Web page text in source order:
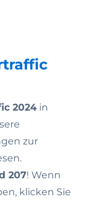
2024 in
zur
207! Wenn
klicken Sie